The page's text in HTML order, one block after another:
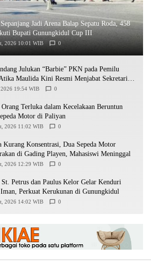
Jadi Arena Balap Sepatu Roda, 458
Bupati Gunungkidul Cup III
2026 10:01 WIB 0
Julukan “Barbie” PKN pada Pemilu
Maulida Kini Resmi Menjabat Sekretaris
PKN DIY
19:54 WIB 0
Terluka dalam Kecelakaan Beruntun
Motor di Paliyan
2026 11:02 WIB 0
Kurang Konsentrasi, Dua Sepeda Motor
di Gading Playen, Mahasiswi Meninggal
2026 12:29 WIB 0
Petrus dan Paulus Kelor Gelar Kenduri
Perkuat Kerukunan di Gunungkidul
2026 14:02 WIB 0